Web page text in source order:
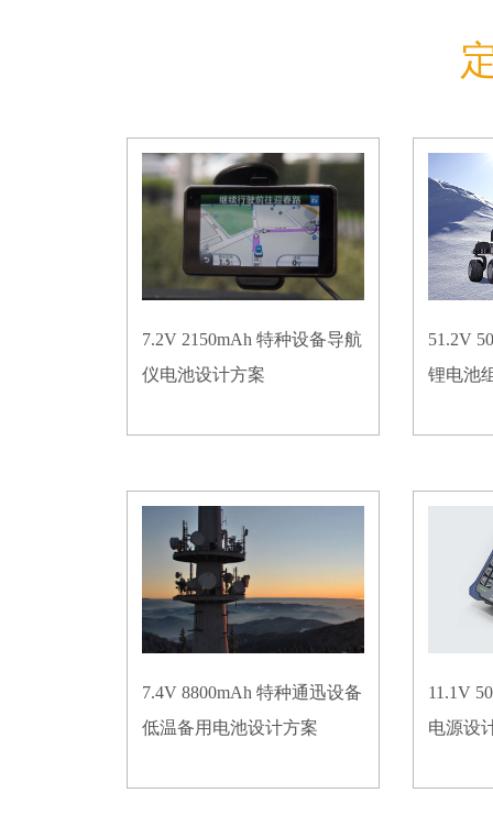
7.2V 2150mAh 特种设备导航
仪电池设计方案
51.2V
锂电池
7.4V 8800mAh 特种通迅设备
低温备用电池设计方案
11.1V
电源设